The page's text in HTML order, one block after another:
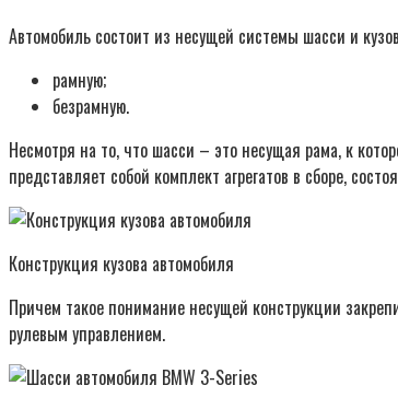
Автомобиль состоит из несущей системы шасси и
рамную;
безрамную.
Несмотря на то, что шасси – это несущая рама, к
представляет собой комплект агрегатов в сборе,
Конструкция кузова автомобиля
Причем такое понимание несущей конструкции
рулевым управлением.